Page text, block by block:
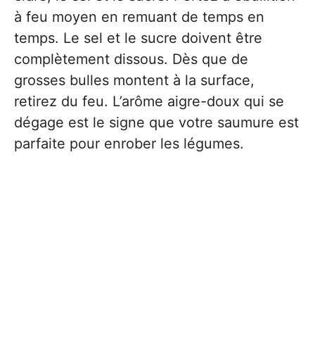
à feu moyen en remuant de temps en
temps. Le sel et le sucre doivent être
complètement dissous. Dès que de
grosses bulles montent à la surface,
retirez du feu. L’arôme aigre-doux qui se
dégage est le signe que votre saumure est
parfaite pour enrober les légumes.